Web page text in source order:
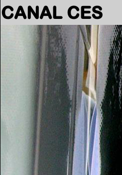
CANAL CES